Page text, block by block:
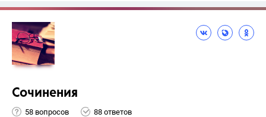
Сочинения
58 вопросов 88 ответов